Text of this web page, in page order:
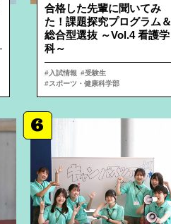
合格した先輩に聞いてみ
た！課題探究プログラム＆
総合型選抜 ～Vol.4 看護学
科～
入試情報
受験生
スポーツ・健康科学部
6